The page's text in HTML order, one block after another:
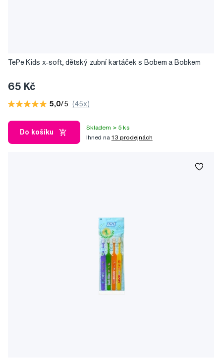
TePe Kids x-soft, dětský zubní kartáček s Bobem a Bobkem
65 Kč
5,0/5 (45x)
Do košíku
Skladem > 5 ks
Ihned na 13 prodejnách